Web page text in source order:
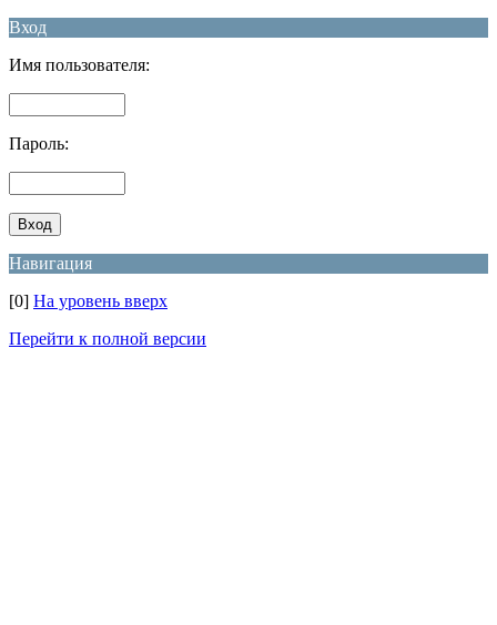
Вход
Имя пользователя:
Пароль:
Навигация
[0] На уровень вверх
Перейти к полной версии